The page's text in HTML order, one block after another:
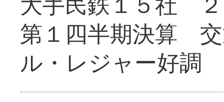
第１四半期決算
ル・レジャー好調